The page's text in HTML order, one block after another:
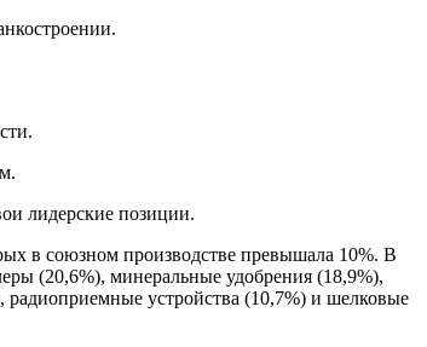
лидерские позиции.
в союзном производстве превышала 10%. В
(20,6%), минеральные удобрения (18,9%),
радиоприемные устройства (10,7%) и шелковые